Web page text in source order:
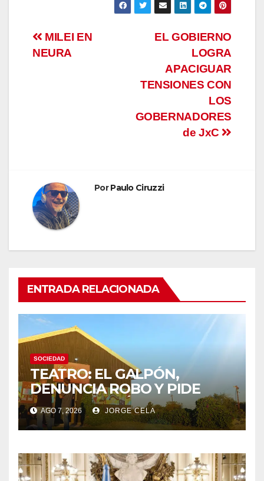
Navegación
EL GOBIERNO
LOGRA
APACIGUAR
TENSIONES CON
LOS
GOBERNADORES
de JxC
MILEI EN
NEURA
PorPaulo Ciruzzi
ENTRADA RELACIONADA
SOCIEDAD
TEATRO: EL GALPÓN,
DENUNCIA ROBO Y PIDE
COLABORACIÓN
AGO 7, 2026 JORGE CELA